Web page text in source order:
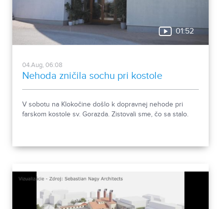
01:52
04.Aug, 06:08
Nehoda zničila sochu pri kostole
V sobotu na Klokočine došlo k dopravnej nehode pri
farskom kostole sv. Gorazda. Zistovali sme, čo sa stalo.